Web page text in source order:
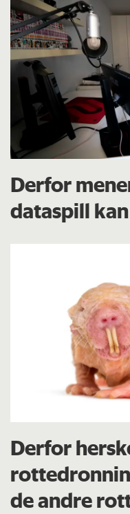
Derfor
dataspill
Derfor
de andre